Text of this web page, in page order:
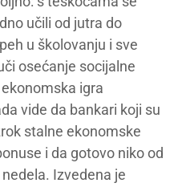
učili od jutra do
u školovanju i sve
osećanje socijalne
igra
vide da bankari koji su
stalne ekonomske
i da gotovo niko od
Izvedena je